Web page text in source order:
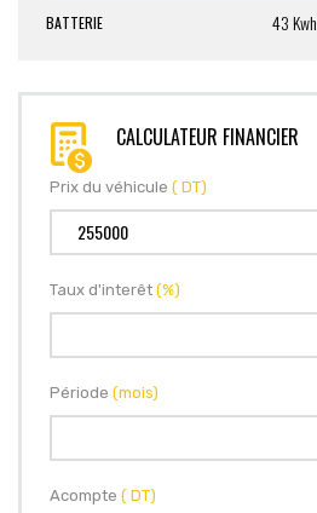
BATTERIE 43 Kwh
CALCULATEUR FINANCIER
Prix du véhicule ( DT)
Taux d'interêt (%)
Période (mois)
Acompte ( DT)